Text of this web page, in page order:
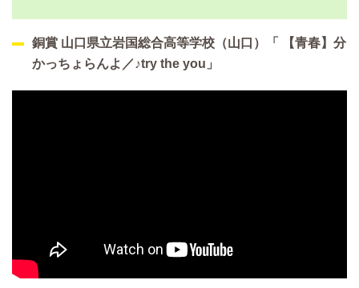
銅賞 山口県立岩国総合高等学校（山口）「 【青春】分
かっちょらんよ／♪try the you」